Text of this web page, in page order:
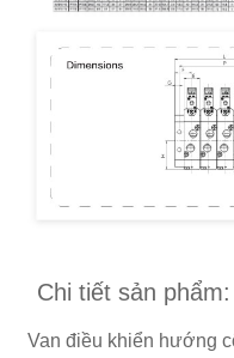
Chi tiết sản phẩm:
Van điều khiển hướng